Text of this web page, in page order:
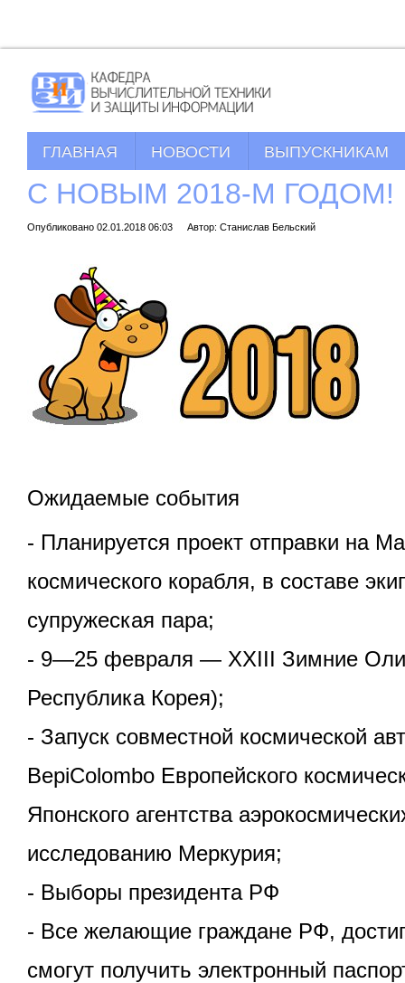
ГЛАВНАЯ НОВОСТИ ВЫПУСКНИКАМ
С НОВЫМ 2018-М ГОДОМ!
Опубликовано 02.01.2018 06:03 Автор: Станислав Бельский
Ожидаемые события
- Планируется проект отправки на
космического корабля, в составе
супружеская пара;
- 9—25 февраля — XXIII Зимние
Республика Корея);
- Запуск совместной космической
BepiColombo Европейского
Японского агентства
исследованию Меркурия;
- Выборы президента РФ
- Все желающие граждане РФ,
смогут получить электронный